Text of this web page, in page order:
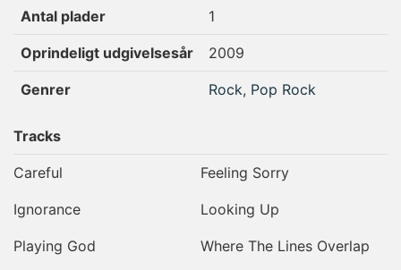
Antal plader 1
Oprindeligt udgivelsesår 2009
Genrer Rock, Pop Rock
Tracks
Careful
Ignorance
Playing God
Feeling Sorry
Looking Up
Where The Lines Overlap